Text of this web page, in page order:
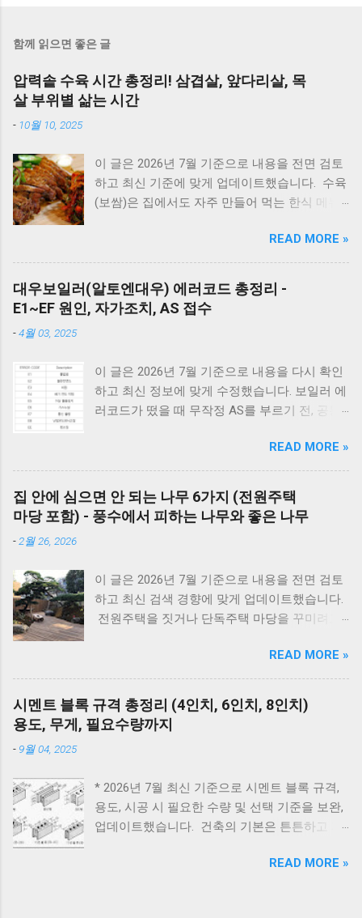
함께 읽으면 좋은 글
압력솥 수육 시간 총정리! 삼겹살, 앞다리살, 목
살 부위별 삶는 시간
- 10월 10, 2025
이 글은 2026년 7월 기준으로 내용을 전면 검토
하고 최신 기준에 맞게 업데이트했습니다. 수육
(보쌈)은 집에서도 자주 만들어 먹는 한식 메뉴
때문에 선뜻 도전하지 못하는 분들도 많습니다.
그런데 압력솥 을 사용하면 삶는 시간을 줄이면
서도 고기를 부드럽고 촉촉하게 익힐 수 있습니
다. 압력솥 수육 시간은 돼지고기 부위에 따라
달라집니다. 압력솥의 '추'가가 흔들린 뒤 삼겹살
솥을 사용하면 일반 냄비보다 조리 시간이 훨씬
짧아지면서도 촉촉한 수육과 보쌈을 만들 수 있
습니다. 하지만 부위와 두께에 따라 시간을 조금
는 시간은 물론 압력솥 보쌈 시간, 압력밥솥 수
육, 전기압력밥솥 수육 조리시간, 물의 양과 자
연 김빼기 시간까지 정리해 보았습니다. 바로 아
래 표만 확인해도 내 고기에 맞는 시간을 바로
로 수육을 만드는 가장 큰 이유는 조리 시간이
크게 줄어들면서도 고기의 육즙을 그대로 살릴
수 있기 때문 입니다. 일반 냄비는 1시간 이상 푹
삶아야 하는 경우가 많지만, 압력솥은 내부 압력
이 높아져 고기 속까지 빠르게 열이 전달됩니다.
다. 특히 김장철처럼 보쌈을 자주 만들거나 손님
상을 준비할 때는 압력솥 하나만으로 시간을 절
비교 조리방법 평균 조리시간 특징 일반 냄비
60~90분 오래 삶아야 하며 중간에 물을 보충하
는 경우가 많음 압력솥 18~25분 짧은 시간에도
20~30분 자동 조리로 편리하지만 제품별 시간
READ MORE »
대우보일러(알토엔대우) 에러코드 총정리 -
E1~EF 원인, 자가조치, AS 접수
-4월 03, 2025
이 글은 2026년 7월 기준으로 내용을 다시 확인
하고 최신 정보에 맞게 수정했습니다. 보일러 에
러코드가 떴을 때 무작정 AS를 부르기 전, 공통
밸브가 열려 있는지, 2) 전원 플러그를 뽑았다가
5분 뒤 다시 꽂아보았는지(리셋), 3) 실내 온도
조절기의 설정이 올바른지 확인해보세요. 상세
코드는 아래에서 확인할 수 있습니다. E1부터 EF
까지 모든 대우보일러(알토엔대우) 에러코드의
드 E1~EF 원인과 해결법 (AS 전 자가점검, 수리
비) 🚨 잠깐! AS 부르기 전 이것만은 확인하세
요! 에러코드 E1 - 단수나 동파를 확인하세요.
드 E2 - 가스 밸브가 잠겨있지 않나요? 가스레인
지를 켜서 가스가 공급되는지 먼저 확인하세요.
리셋의 마법 - 코드를 뽑고 5분 뒤 다시 꽂는 것
만으로도 단순 센서 오류의 70%는 해결됩니다.
방법 E1 원인 : 물 부족, 단수, 동파 확인 : 급수밸
브·단수 여부 확인 조치 : 물 보충 후 리셋 ※ 반
복되면 AS 점검 E2 원인 : 불완전 연소, 가스 공
급 이상 확인 : 가스밸브, 가스레인지 작동 여부
조치 : 가스 확인 후 리셋 E3 원인 : 과열(비등) 확
READ MORE »
집 안에 심으면 안 되는 나무 6가지 (전원주택
마당 포함) - 풍수에서 피하는 나무와 좋은 나무
- 2월 26, 2026
이 글은 2026년 7월 기준으로 내용을 전면 검토
하고 최신 검색 경향에 맞게 업데이트했습니다.
전원주택을 짓거나 단독주택 마당을 꾸미려고
다. 바로 ‘ 집 안에 심으면 안 되는 나무 ’ 입니다.
여기서 말하는 ‘집 안’은 실내 화분만을 뜻하는
게 아니라, 담장 안 마당과 집터 전체를 두고 하
는 말입니다. 요즘은 보기 좋은 조경수만 고르기
보다는, 풍수 인테리어라든지 집터의 기운, 재물
위기와 흐름에 어떤 영향을 줄지 한 번 더 고민
하게 됩니다. 인터넷에는 여러 이야기가 있지만,
대부분은 풍수와 민간 신앙에서 전해 내려온 내
다. 이 글에서는 전통적인 의미와 실제 조경 관
READ MORE »
시멘트 블록 규격 총정리 (4인치, 6인치, 8인치)
용도, 무게, 필요수량까지
- 9월 04, 2025
* 2026년 7월 최신 기준으로 시멘트 블록 규격,
용도, 시공 시 필요한 수량 및 선택 기준을 보완,
업데이트했습니다. 건축의 기본은 튼튼하고 제
사용되는 시멘트 블록과 조적 벽돌은 건축물의
READ MORE »